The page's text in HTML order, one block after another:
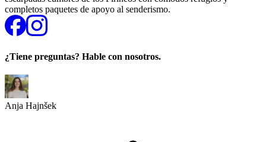
completos paquetes de apoyo al senderismo.
¿Tiene preguntas? Hable con nosotros.
Anja Hajnšek